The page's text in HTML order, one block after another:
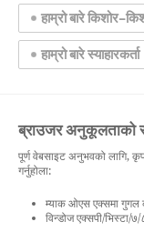
हाम्रो बारे
हाम्रो बारे स्याहारकर्ता
ब्राउजर अनुकूलताको
पूर्ण वेबसाइट अनुभवको लागि,
गर्नुहोला:
म्याक ओएस एक्समा गुगल
विन्डोज एक्सपी/भिस्टा/